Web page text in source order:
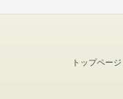
トップページ